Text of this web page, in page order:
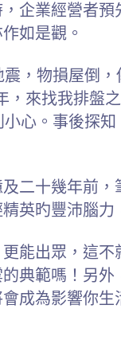
企業經營者
如是觀。
，物損屋倒
，來找我排盤
心。事後探
二十幾年前
英旳豐沛腦
能出眾，這
典範嗎！另
成為影響你